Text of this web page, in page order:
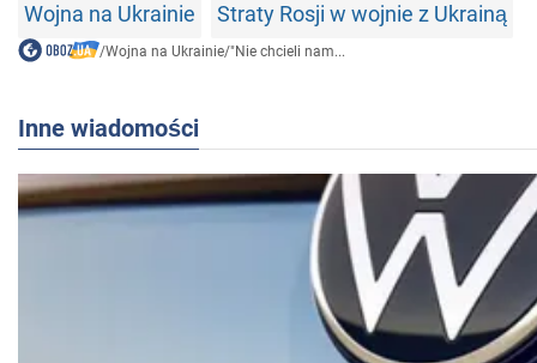
Wojna na Ukrainie Straty Rosji w wojnie z Ukrainą
/Wojna na Ukrainie/"Nie chcieli nam...
Inne wiadomości